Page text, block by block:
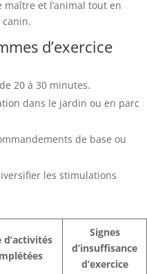
et l’animal tout en
canin.
d’exercice
20 à 30 minutes.
dans le jardin ou en parc
de base ou
les stimulations
d’activités
Signes
d’insuffisance
d’exercice